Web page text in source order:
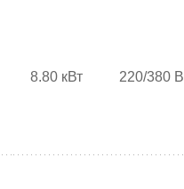
8.80 кВт 220/380 В